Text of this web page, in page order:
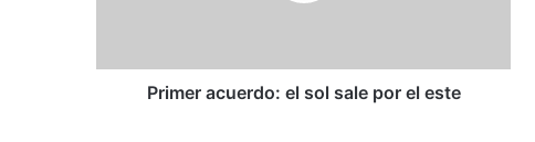
Primer acuerdo: el sol sale por el este